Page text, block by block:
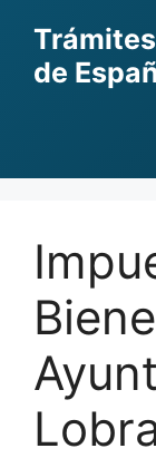
content
de